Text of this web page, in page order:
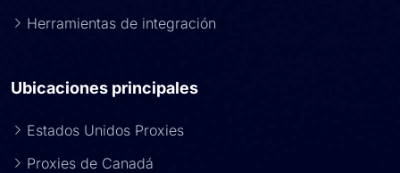
Herramientas de integración
Ubicaciones principales
Estados Unidos Proxies
Proxies de Canadá